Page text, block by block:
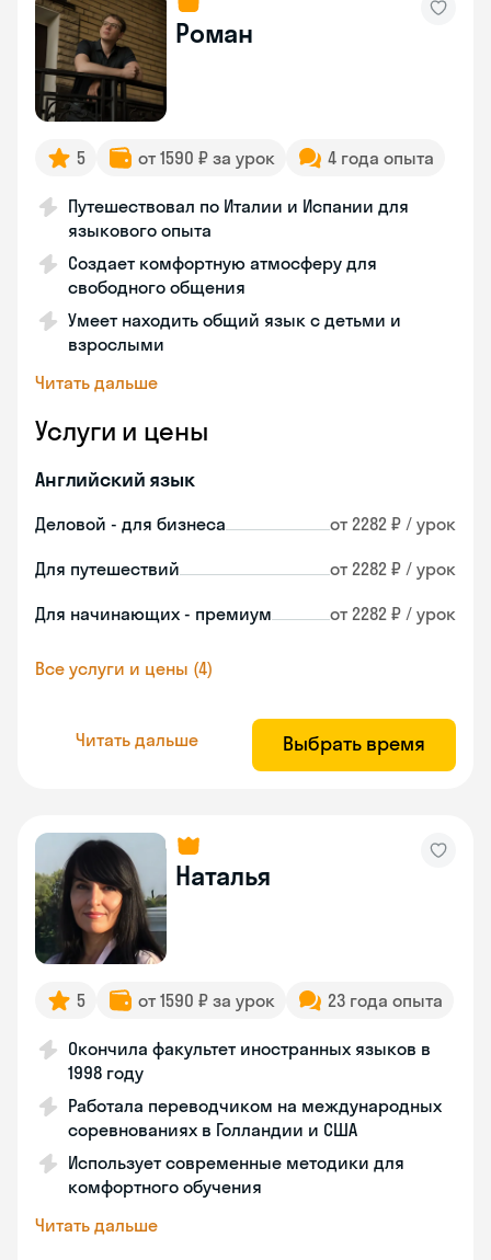
Роман
5 от 1590 ₽ за урок 4 года опыта
Путешествовал по Италии и Испании для
языкового опыта
Создает комфортную атмосферу для
свободного общения
Умеет находить общий язык с детьми и
взрослыми
Читать дальше
Услуги и цены
Английский язык
Деловой - для бизнеса от 2282 ₽ / урок
Для путешествий от 2282 ₽ / урок
Для начинающих - премиум от 2282 ₽ / урок
Все услуги и цены (4)
Читать дальше Выбрать время
Наталья
5 от 1590 ₽ за урок 23 года опыта
Окончила факультет иностранных языков в
1998 году
Работала переводчиком на международных
соревнованиях в Голландии и США
Использует современные методики для
комфортного обучения
Читать дальше